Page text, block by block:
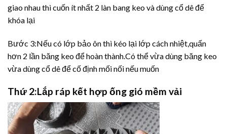
giao nhau thì cuốn ít nhất 2 làn bang keo và dùng cổ dê để
khóa lại
Bước 3:Nếu có lớp bảo ôn thì kéo lại lớp cách nhiệt,quấn
hơn 2 lần băng keo để hoàn thành.Có thể vừa dùng băng keo
vừa dùng cổ dê để cố định mối nối nếu muốn
Thứ 2:Lắp ráp kết hợp ống gió mềm vải